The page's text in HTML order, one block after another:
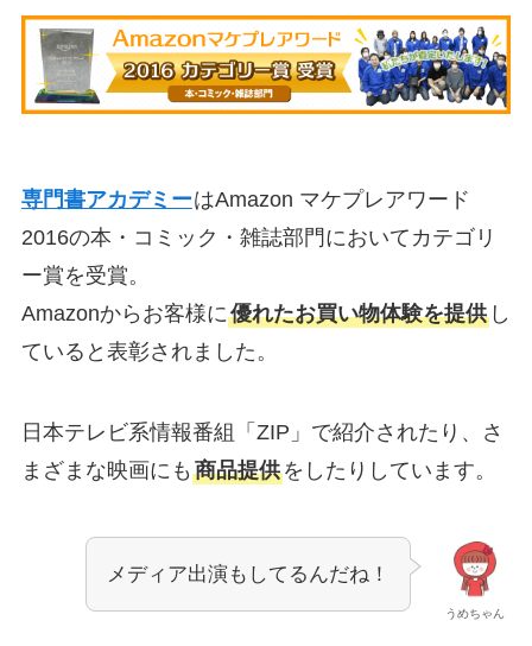
専門書アカデミーはAmazon マケプレアワード
2016の本・コミック・雑誌部門においてカテゴリ
ー賞を受賞。
Amazonからお客様に優れたお買い物体験を提供し
ていると表彰されました。
日本テレビ系情報番組「ZIP」で紹介されたり、さ
まざまな映画にも 商品提供をしたりしています。
うめちゃん
メディア出演もしてるんだね！